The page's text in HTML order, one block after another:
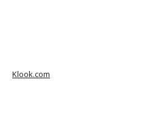
Klook.com